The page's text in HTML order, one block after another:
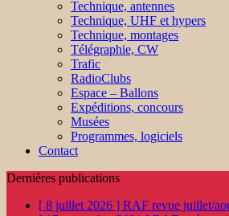
Technique, antennes
Technique, UHF et hypers
Technique, montages
Télégraphie, CW
Trafic
RadioClubs
Espace – Ballons
Expéditions, concours
Musées
Programmes, logiciels
Contact
Dernières publications
[ 8 juillet 2026 ] RAF revue juillet/